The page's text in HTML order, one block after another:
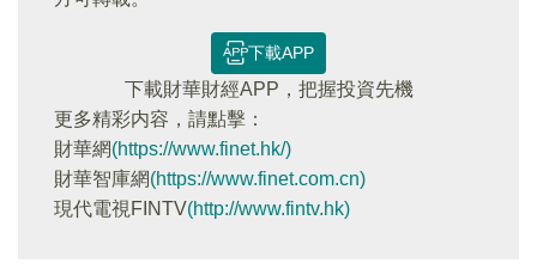
下載APP
下載財華財經APP，把握投資先機
更多精彩内容，請點擊：
財華網(https://www.finet.hk/)
財華智庫網(https://www.finet.com.cn)
現代電視FINTV(http://www.fintv.hk)